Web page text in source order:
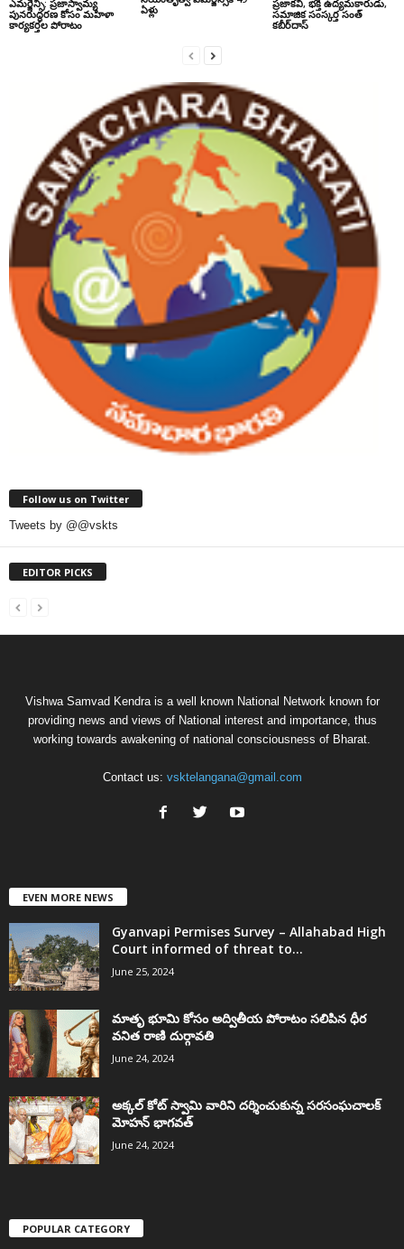
ఎమర్జెన్సీ: ప్రజాస్వామ్య
పునరుద్ధరణ కోసం మహిళా
కార్యకర్తల పోరాటం
ఏళ్లు
ప్రజాకవి, భక్తి ఉద్యమకారుడు,
సమాజిక సంస్కర్త సంత్‌
కబీర్‌దాస్‌
Follow us on Twitter
Tweets by @@vskts
EDITOR PICKS
Vishwa Samvad Kendra is a well known National Network known for
providing news and views of National interest and importance, thus
working towards awakening of national consciousness of Bharat.
Contact us: vsktelangana@gmail.com
EVEN MORE NEWS
Gyanvapi Permises Survey – Allahabad High
Court informed of threat to...
June 25, 2024
మాతృ భూమి కోసం అద్వితీయ పోరాటం సలిపిన ధీర
వనిత రాణి దుర్గావతి
June 24, 2024
అక్కల్‌ కోట్‌ స్వామి వారిని దర్శించుకున్న సరసంఘచాలక్
మోహన్ భాగవత్
June 24, 2024
POPULAR CATEGORY